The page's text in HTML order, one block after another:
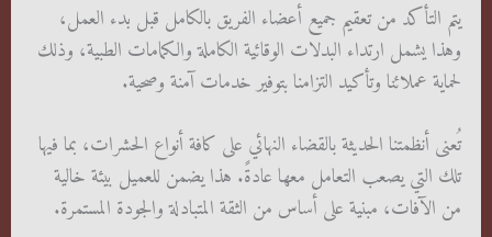
يتم التأكد من تعقيم جميع أعضاء الفريق بالكامل قبل بدء العمل،
وهذا يشمل ارتداء البدلات الوقائية الكاملة والكمامات الطبية، وذلك
لحماية عملائنا وتأكيد التزامنا بتوفير خدمات آمنة وصحية.
تُعنى أنظمتنا الحديثة بالقضاء النهائي على كافة أنواع الحشرات، بما فيها
تلك التي يصعب التعامل معها عادةً. هذا يضمن للعميل بيئة خالية
من الآفات، مبنية على أساس من الثقة المتبادلة والجودة المستمرة.